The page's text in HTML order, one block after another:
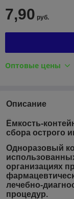
7,90 руб.
Оптовые цены
Описание
Ёмкость-
сбора острого
Одноразовый
организациях
лечебно-
процедур.